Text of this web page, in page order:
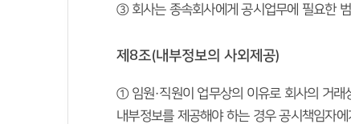
③ 회사는 종속회사에게 공시업무에 필요한
제8조(내부정보의 사외제공)
① 임원·직원이 업무상의 이유로 회사의 거래
내부정보를 제공해야 하는 경우 공시책임자